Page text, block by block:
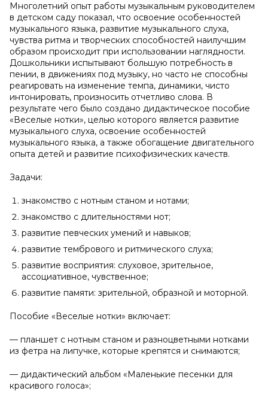
Многолетний опыт работы музыкальным руководителем
в детском саду показал, что освоение особенностей
музыкального языка, развитие музыкального слуха,
чувства ритма и творческих способностей наилучшим
образом происходит при использовании наглядности.
Дошкольники испытывают большую потребность в
пении, в движениях под музыку, но часто не способны
реагировать на изменение темпа, динамики, чисто
интонировать, произносить отчетливо слова. В
результате чего было создано дидактическое пособие
«Веселые нотки», целью которого является развитие
музыкального слуха, освоение особенностей
музыкального языка, а также обогащение двигательного
опыта детей и развитие психофизических качеств.
Задачи:
знакомство с нотным станом и нотами;
знакомство с длительностями нот;
развитие певческих умений и навыков;
развитие тембрового и ритмического слуха;
развитие восприятия: слуховое, зрительное,
ассоциативное, чувственное;
развитие памяти: зрительной, образной и моторной.
Пособие «Веселые нотки» включает:
— планшет с нотным станом и разноцветными нотками
из фетра на липучке, которые крепятся и снимаются;
— дидактический альбом «Маленькие песенки для
красивого голоса»;